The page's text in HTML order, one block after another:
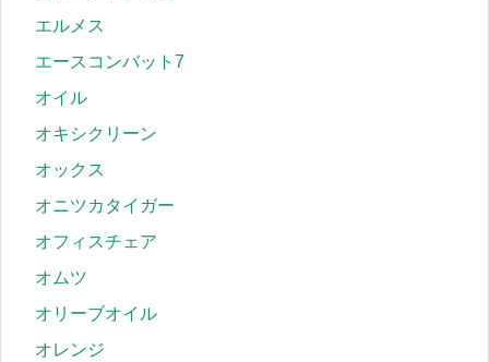
エルメス
エースコンバット7
オイル
オキシクリーン
オックス
オニツカタイガー
オフィスチェア
オムツ
オリーブオイル
オレンジ